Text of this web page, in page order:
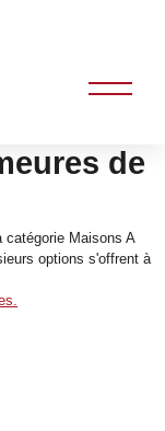
de
catégorie Maisons A
options s'offrent à